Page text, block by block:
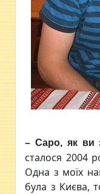
– Саро, як ви
сталося 2004
Одна з моїх
була з Києва,